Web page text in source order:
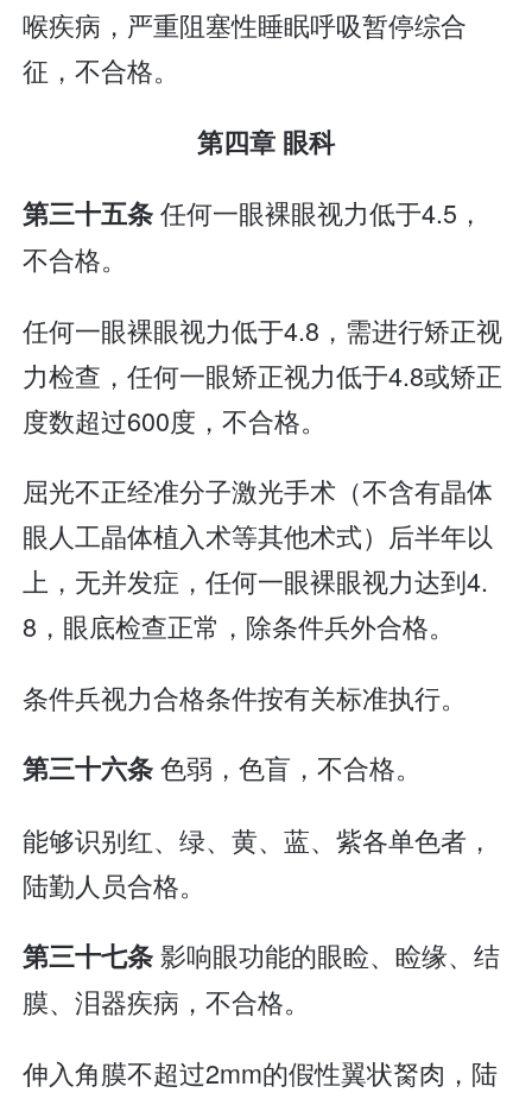
喉疾病，严重阻塞性睡眠呼吸暂停综合
征，不合格。
第四章 眼科
第三十五条任何一眼裸眼视力低于4.5，
不合格。
任何一眼裸眼视力低于4.8，需进行矫正视
力检查，任何一眼矫正视力低于4.8或矫正
度数超过600度，不合格。
屈光不正经准分子激光手术（不含有晶体
眼人工晶体植入术等其他术式）后半年以
上，无并发症，任何一眼裸眼视力达到4.
8，眼底检查正常，除条件兵外合格。
条件兵视力合格条件按有关标准执行。
第三十六条色弱，色盲，不合格。
能够识别红、绿、黄、蓝、紫各单色者，
陆勤人员合格。
第三十七条影响眼功能的眼睑、睑缘、结
膜、泪器疾病，不合格。
伸入角膜不超过2mm的假性翼状胬肉，陆